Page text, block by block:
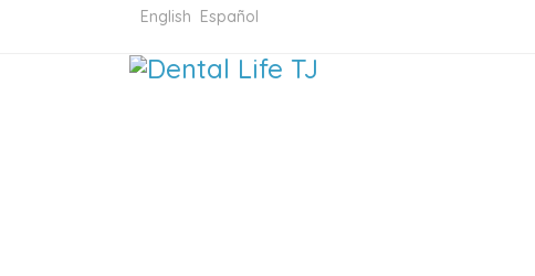
English Español